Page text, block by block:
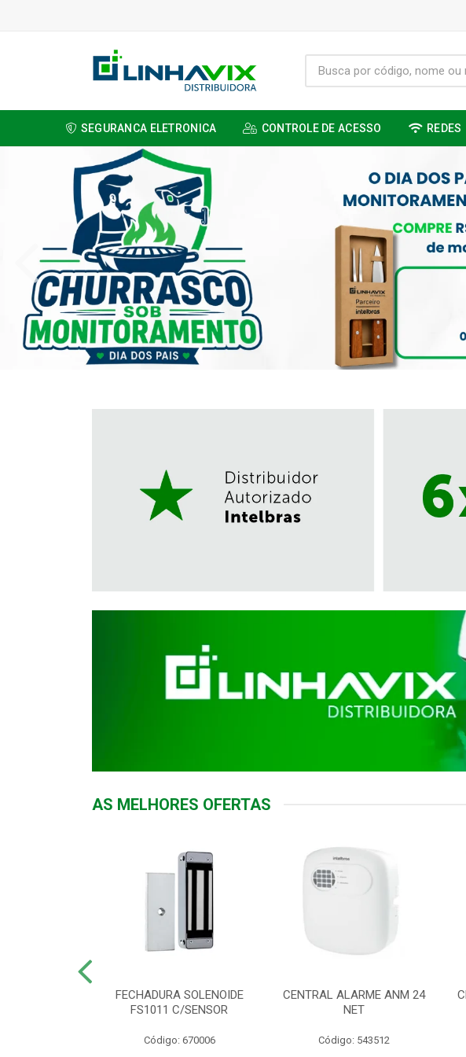
SEGURANCA ELETRONICA CONTROLE DE ACESSO REDES
AS MELHORES OFERTAS
FECHADURA SOLENOIDE
FS1011 C/SENSOR
Código: 670006
CENTRAL ALARME ANM 24
NET
Código: 543512